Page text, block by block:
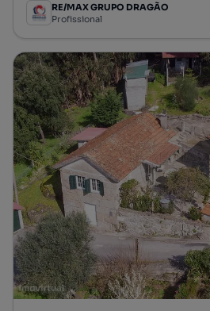
RE/MAX GRUPO DRAGÃO
Profissional